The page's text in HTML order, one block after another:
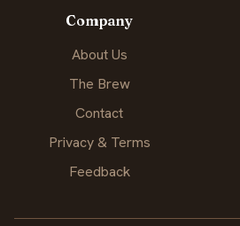
Company
About Us
The Brew
Contact
Privacy & Terms
Feedback